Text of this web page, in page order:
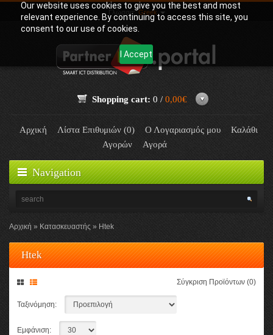
Our website uses cookies to give you the best and most
relevant experience. By continuing to access this site, you
consent to our use of cookies.
I Accept
Γλώσσα:Greek
Shopping cart: 0 / 0,00€
Αρχική Λίστα Επιθυμιών (0) Ο Λογαριασμός μου
Καλάθι
Αγορών
Αγορά
Navigation
Αρχική Κατασκευαστής Htek
Htek
Σύγκριση Προϊόντων (0)
Ταξινόμηση:
Εμφάνιση: